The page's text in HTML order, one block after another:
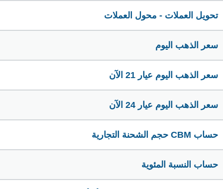
تحويل العملات - محول العملات
سعر الذهب اليوم
سعر الذهب اليوم عيار 21 الآن
سعر الذهب اليوم عيار 24 الآن
حساب CBM حجم الشحنة التجارية
حساب النسبة المئوية